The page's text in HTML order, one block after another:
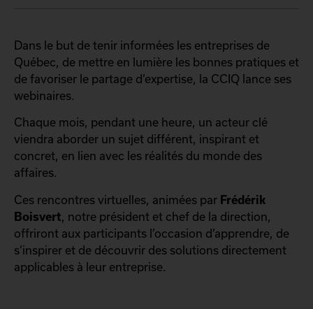
Dans le but de tenir informées les entreprises de
Québec, de mettre en lumière les bonnes pratiques et
de favoriser le partage d’expertise, la CCIQ lance ses
webinaires.
Chaque mois, pendant une heure, un acteur clé
viendra aborder un sujet différent, inspirant et
concret, en lien avec les réalités du monde des
affaires.
Ces rencontres virtuelles, animées par Frédérik
Boisvert , notre président et chef de la direction,
offriront aux participants l’occasion d’apprendre, de
s’inspirer et de découvrir des solutions directement
applicables à leur entreprise.